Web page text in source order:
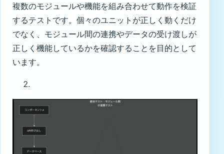
複数のモジュールや機能を組み合わせて動作を検証
するテストです。個々のユニットが正しく動くだけ
でなく、モジュール間の連携やデータの受け渡しが
正しく機能しているかを確認することを目的として
います。